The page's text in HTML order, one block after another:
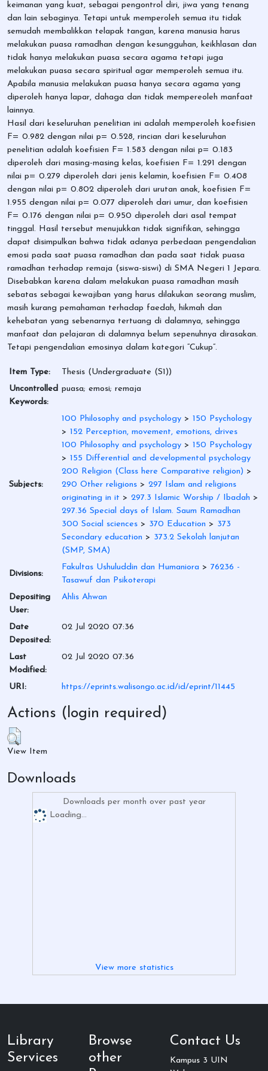
keimanan yang kuat, sebagai pengontrol diri, jiwa yang tenang
dan lain sebaginya. Tetapi untuk memperoleh semua itu tidak
semudah membalikkan telapak tangan, karena manusia harus
melakukan puasa ramadhan dengan kesungguhan, keikhlasan dan
tidak hanya melakukan puasa secara agama tetapi juga
melakukan puasa secara spiritual agar memperoleh semua itu.
Apabila manusia melakukan puasa hanya secara agama yang
diperoleh hanya lapar, dahaga dan tidak mempereoleh manfaat
lainnya.
Hasil dari keseluruhan penelitian ini adalah memperoleh koefisien
F= 0.982 dengan nilai p= 0.528, rincian dari keseluruhan
penelitian adalah koefisien F= 1.583 dengan nilai p= 0.183
diperoleh dari masing-masing kelas, koefisien F= 1.291 dengan
nilai p= 0.279 diperoleh dari jenis kelamin, koefisien F= 0.408
dengan nilai p= 0.802 diperoleh dari urutan anak, koefisien F=
1.955 dengan nilai p= 0.077 diperoleh dari umur, dan koefisien
F= 0.176 dengan nilai p= 0.950 diperoleh dari asal tempat
tinggal. Hasil tersebut menujukkan tidak signifikan, sehingga
dapat disimpulkan bahwa tidak adanya perbedaan pengendalian
emosi pada saat puasa ramadhan dan pada saat tidak puasa
ramadhan terhadap remaja (siswa-siswi) di SMA Negeri 1 Jepara.
Disebabkan karena dalam melakukan puasa ramadhan masih
sebatas sebagai kewajiban yang harus dilakukan seorang muslim,
masih kurang pemahaman terhadap faedah, hikmah dan
kehebatan yang sebenarnya tertuang di dalamnya, sehingga
manfaat dan pelajaran di dalamnya belum sepenuhnya dirasakan.
Tetapi pengendalian emosinya dalam kategori “Cukup”.
Item Type:
Thesis (Undergraduate (S1))
Uncontrolled
Keywords:
puasa; emosi; remaja
Subjects:
100 Philosophy and psychology > 150 Psychology
> 152 Perception, movement, emotions, drives
100 Philosophy and psychology > 150 Psychology
> 155 Differential and developmental psychology
200 Religion (Class here Comparative religion) >
290 Other religions > 297 Islam and religions
originating in it > 297.3 Islamic Worship / Ibadah >
297.36 Special days of Islam. Saum Ramadhan
300 Social sciences > 370 Education > 373
Secondary education > 373.2 Sekolah lanjutan
(SMP, SMA)
Divisions:
Fakultas Ushuluddin dan Humaniora > 76236 -
Tasawuf dan Psikoterapi
Depositing
User:
Ahlis Ahwan
Date
Deposited:
02 Jul 2020 07:36
Last
Modified:
02 Jul 2020 07:36
URI: https://eprints.walisongo.ac.id/id/eprint/11445
Actions (login required)
View Item
Downloads
Downloads per month over past year
Loading...
View more statistics
Library
Services
Browse
other
Contact Us
Kampus 3 UIN